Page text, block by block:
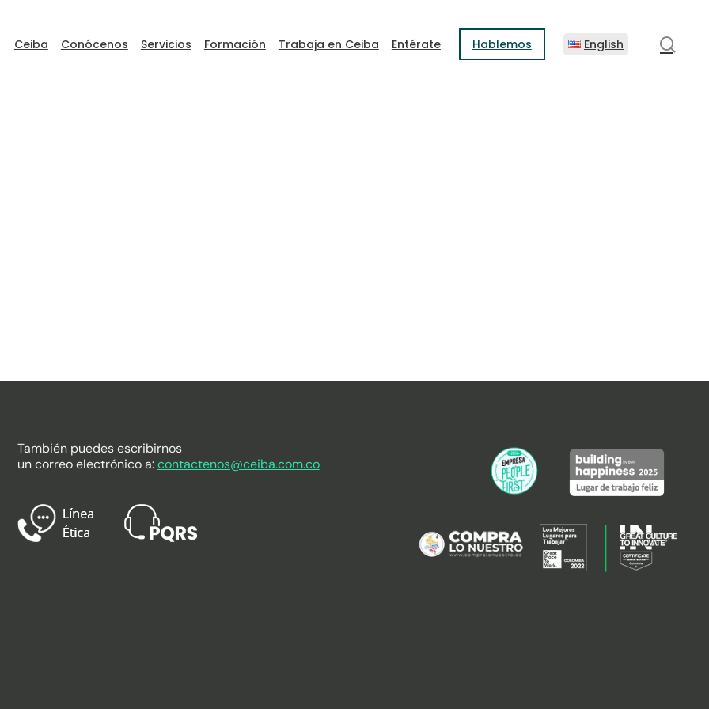
Ceiba Conócenos Servicios Formación Trabaja en Ceiba Entérate Hablemos English
También puedes escribirnos
un correo electrónico a:contactenos@ceiba.com.co